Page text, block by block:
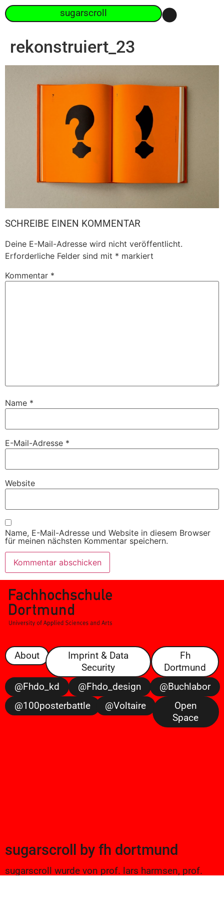
sugarscroll
rekonstruiert_23
SCHREIBE EINEN KOMMENTAR
Deine E-Mail-Adresse wird nicht veröffentlicht.
Erforderliche Felder sind mit * markiert
Kommentar *
Name *
E-Mail-Adresse *
Website
Name, E-Mail-Adresse und Website in diesem Browser
für meinen nächsten Kommentar speichern.
About
Imprint & Data
Security
Fh
Dortmund
@fhdo_kd
@fhdo_design
@buchlabor
@100posterbattle
@voltaire
Open
Space
sugarscroll by fh dortmund
sugarscroll wurde von prof. lars harmsen, prof.